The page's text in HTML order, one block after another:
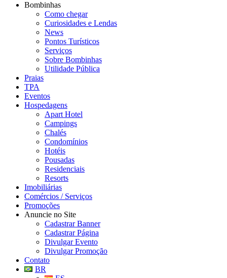
Bombinhas
Como chegar
Curiosidades e Lendas
News
Pontos Turísticos
Serviços
Sobre Bombinhas
Utilidade Pública
Praias
TPA
Eventos
Hospedagens
Apart Hotel
Campings
Chalés
Condomínios
Hotéis
Pousadas
Residenciais
Resorts
Imobiliárias
Comércios / Serviços
Promoções
Anuncie no Site
Cadastrar Banner
Cadastrar Página
Divulgar Evento
Divulgar Promoção
Contato
BR